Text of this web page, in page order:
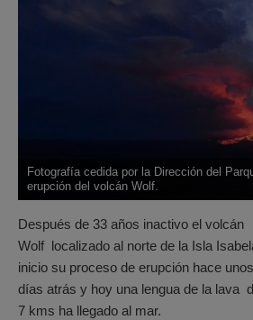
Fotografía cedida por la Dirección del
erupción del volcán Wolf.
Después de 33 años inactivo el volcán
Wolf localizado al norte de la Isla
inicio su proceso de erupción hace unos
días atrás y hoy una lengua de la lava
7 kms ha llegado al mar.